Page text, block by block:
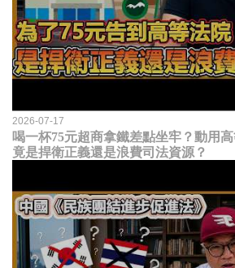
2026-07-17
喝一杯75元超商拿鐵差點坐牢？動用
竟是捍衛正義還是浪費司法資源？